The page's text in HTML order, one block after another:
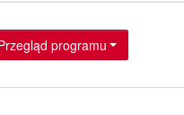
programu